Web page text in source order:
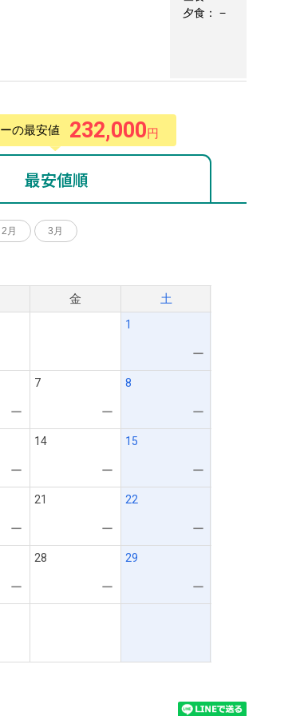
夕食：
−
の最安値 232,000円
最安値順
2月 3月
金 土
1
ー
ー
7
ー
8
ー
ー
14
ー
15
ー
ー
21
ー
22
ー
ー
28
ー
29
ー